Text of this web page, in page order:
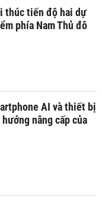
thúc tiến độ hai dự
phía Nam Thủ đô
AI và thiết bị
nâng cấp của